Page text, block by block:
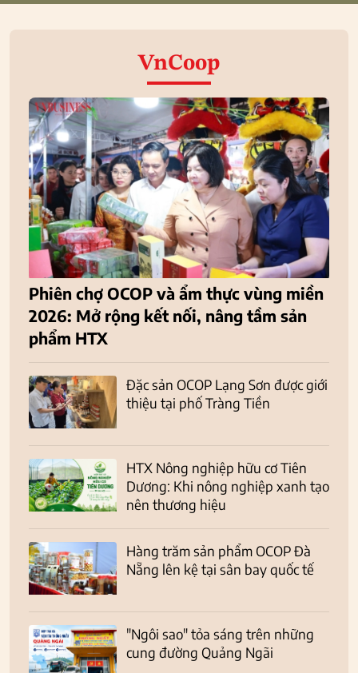
VnCoop
Phiên chợ OCOP và ẩm thực vùng miền
2026: Mở rộng kết nối, nâng tầm sản
phẩm HTX
Đặc sản OCOP Lạng Sơn được giới
thiệu tại phố Tràng Tiền
HTX Nông nghiệp hữu cơ Tiên
Dương: Khi nông nghiệp xanh tạo
nên thương hiệu
Hàng trăm sản phẩm OCOP Đà
Nẵng lên kệ tại sân bay quốc tế
"Ngôi sao" tỏa sáng trên những
cung đường Quảng Ngãi